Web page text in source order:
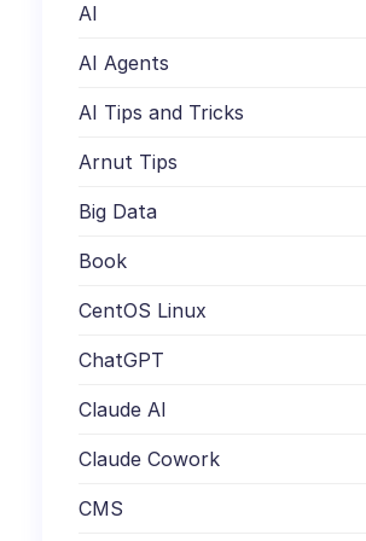
AI
AI Agents
AI Tips and Tricks
Arnut Tips
Big Data
Book
CentOS Linux
ChatGPT
Claude AI
Claude Cowork
CMS